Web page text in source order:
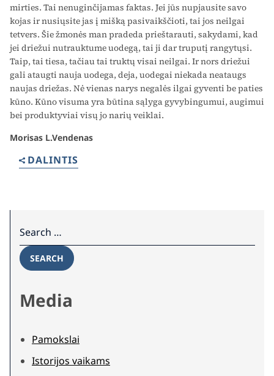
mirties. Tai nenu­ginčijamas faktas. Jei jūs nupjausite savo
kojas ir nusiųsite jas į mišką pasivaikščioti, tai jos neilgai
tetvers. Šie žmonės man pra­deda prieštarauti, sakydami, kad
jei driežui nutrauktume uodegą, tai ji dar truputį rangytųsi.
Taip, tai tiesa, tačiau tai truktų visai neilgai. Ir nors driežui
gali ataugti nauja uodega, deja, uodegai niekada neataugs
naujas driežas. Nė vienas narys negalės ilgai gyventi be paties
kūno. Kūno visuma yra būtina sąlyga gyvybin­gumui, augimui
bei produktyviai visų jo narių veiklai.
Morisas L.Vendenas
DALINTIS
Search for:
SEARCH
Media
Pamokslai
Istorijos vaikams